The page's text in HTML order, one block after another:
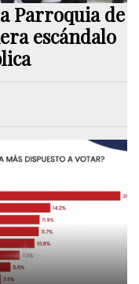
Parroquia de
escándalo